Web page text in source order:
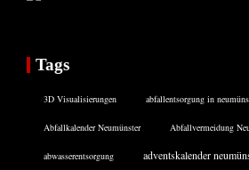
Tags
3D Visualisierungen abfallentsorgung in
Abfallkalender Neumünster Abfallvermeidung
abwasserentsorgung adventskalender